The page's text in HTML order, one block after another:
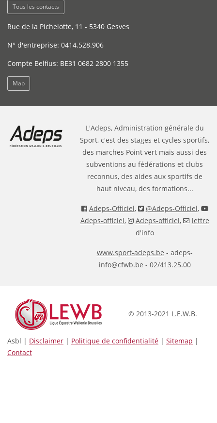
Tous les contacts
Rue de la Pichelotte, 11 - 5340 Gesves
N° d'entreprise: 0414.528.906
Compte Belfius: BE31 0682 2800 1355
Map
L'Adeps, Administration générale du
Sport, c'est des stages et cycles sportifs,
des marches Point vert mais aussi des
subventions au fédérations et clubs
reconnus, des aides aux sportifs de
haut niveau, des formations...
Adeps-Officiel, @Adeps-Officiel,
Adeps-officiel, Adeps-officiel,
lettre
d'info
www.sport-adeps.be - adeps-
info@cfwb.be - 02/413.25.00
© 2013-2021 L.E.W.B.
Asbl | Disclaimer | Politique de confidentialité | Sitemap |
Contact